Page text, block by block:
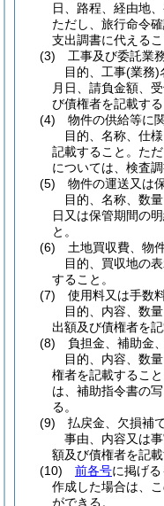
日、路程、経由地
ただし、旅行命令
支出調書に代えるこ
(3)
工事及び委託業
目的、工事(業務)
月日、請負金額、
び債権者を記載する
(4)
物件の供給等に
目的、名称、仕
記載すること。た
については、検査
(5)
物件の運送又は
目的、名称、数
日又は保管期間の
と。
(6)
土地買収費、物
目的、買収地の
すること。
(7)
使用料又は手数
目的、内容、数
出額及び債権者を記
(8)
負担金、補助金
目的、内容、数
権者を記載するこ
は、補助指令書の
る。
(9)
払戻金、欠損補
事由、内容又は
額及び債権者を記載
(10)
前各号に掲げ
作成した場合は、
ができる。